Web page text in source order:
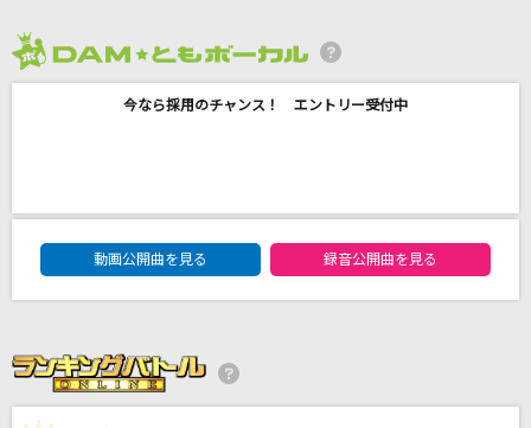
夏樹・望月蒼太・早坂あかり・芹沢春輝・合田
[生音]幸せ
back number
KANA-BOON
僕らのGreat Journey
今なら採用のチャンス！ エントリー受付中
DAM★ともボーカルエントリーランキング
動画公開曲を見る
録音公開曲を見る